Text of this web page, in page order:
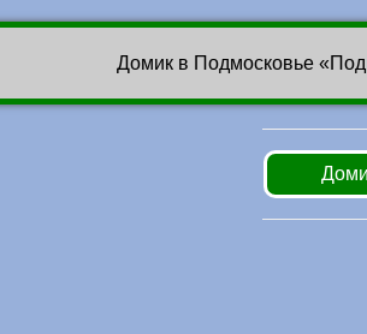
Домик в Подмосковье